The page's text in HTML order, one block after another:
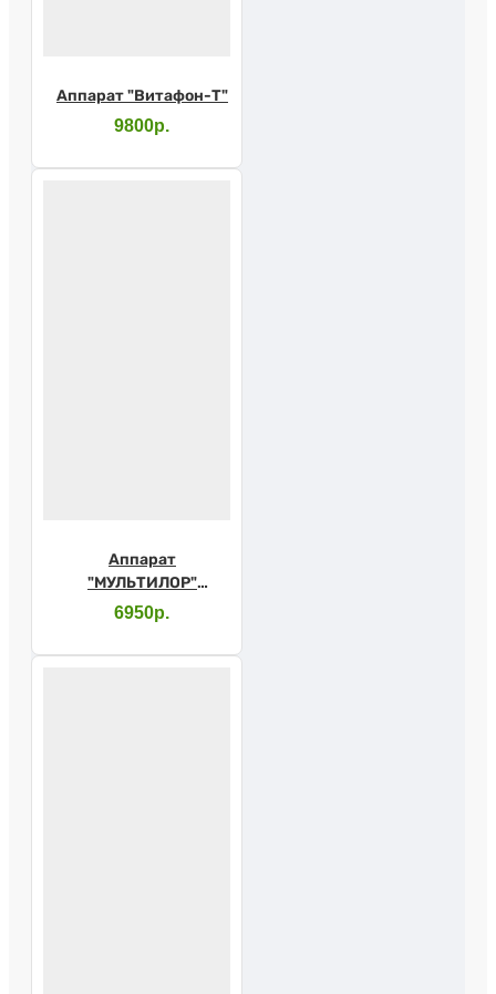
Аппарат "Витафон-Т"
9800р.
Аппарат
"МУЛЬТИЛОР"
(Унилор) вар.3
6950р.